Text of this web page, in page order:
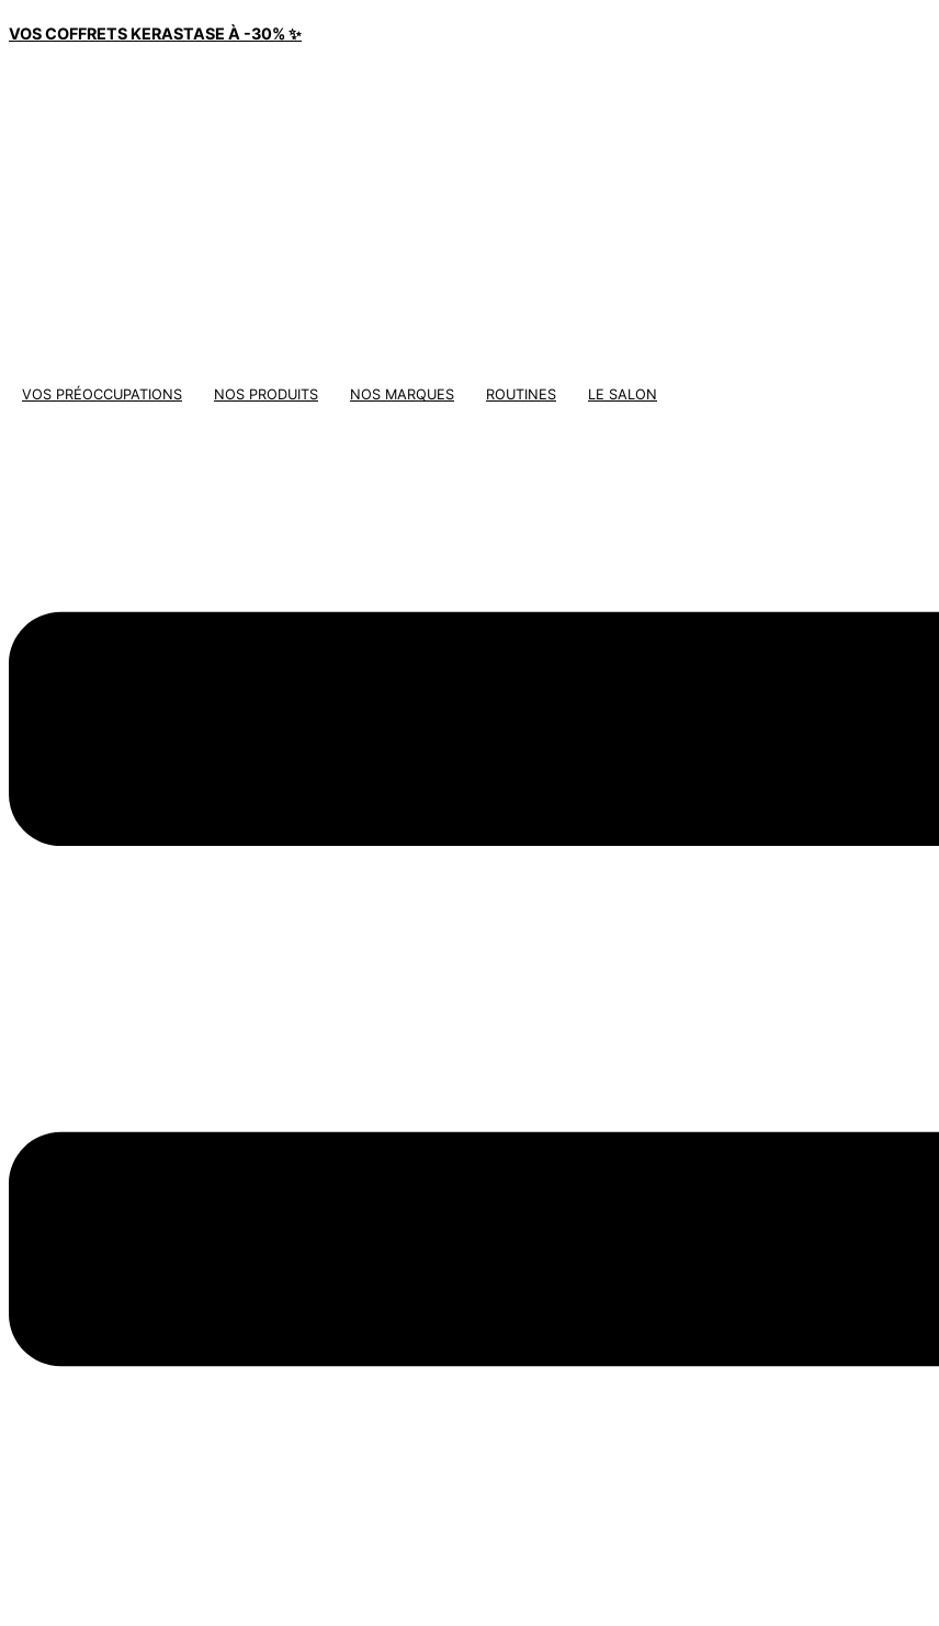
au
VOS COFFRETS KERASTASE À -30% ✨
VOS PRÉOCCUPATIONS NOS PRODUITS NOS MARQUES ROUTINES LE SALON